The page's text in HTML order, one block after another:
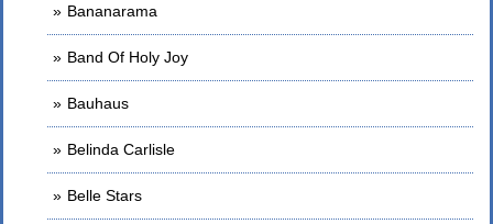
Bananarama
Band Of Holy Joy
Bauhaus
Belinda Carlisle
Belle Stars